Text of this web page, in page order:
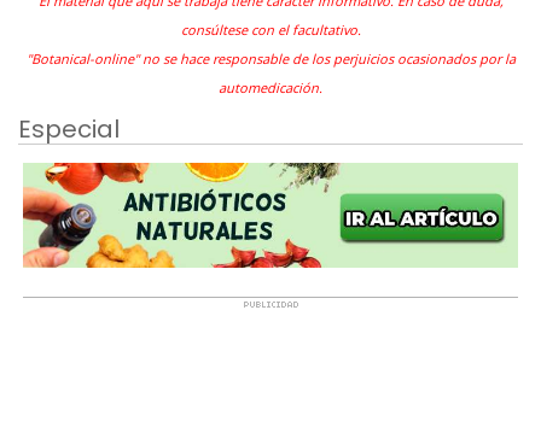
consúltese con el facultativo.
"Botanical-online" no se hace responsable de los perjuicios ocasionados por la
automedicación.
Especial